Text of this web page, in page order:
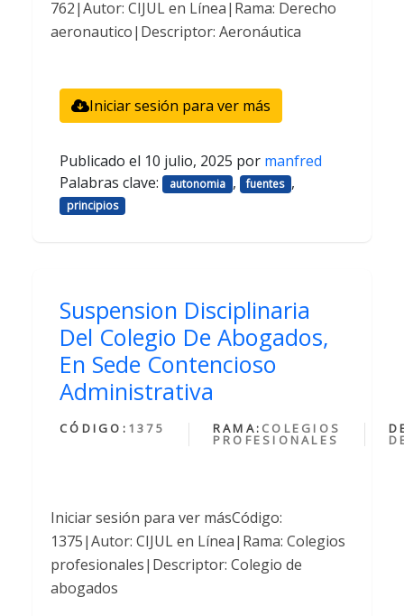
762|Autor: CIJUL en Línea|Rama: Derecho
aeronautico|Descriptor: Aeronáutica
Iniciar sesión para ver más
Publicado el 10 julio, 2025 por manfred
Palabras clave:
autonomia , fuentes ,
principios
Suspension Disciplinaria
Del Colegio De Abogados,
En Sede Contencioso
Administrativa
CÓDIGO: 1375 RAMA: COLEGIOS
PROFESIONALES
Iniciar sesión para ver másCódigo:
1375|Autor: CIJUL en Línea|Rama: Colegios
profesionales|Descriptor: Colegio de
abogados